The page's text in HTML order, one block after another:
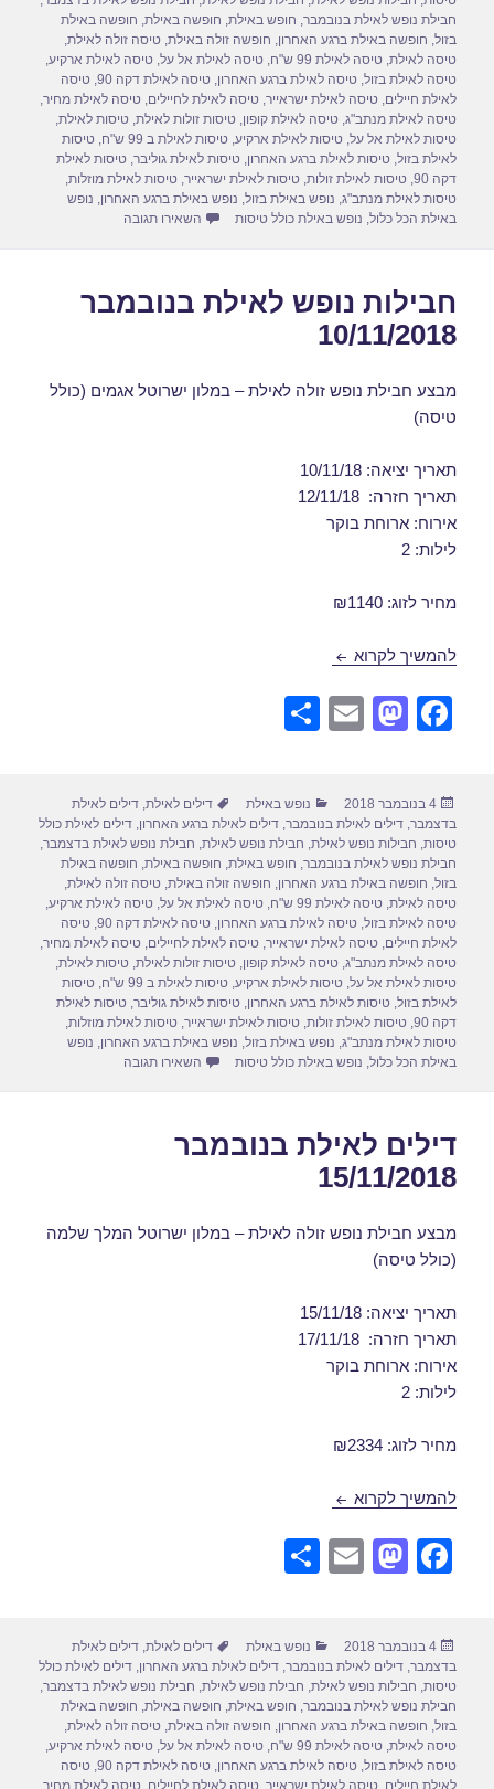
b
o
o
k
d
o
n
חבילת נופש לאילת בנובמבר, חופש באילת, חופשה באילת, חופשה באילת
בזול, חופשה באילת ברגע האחרון, חופשה זולה באילת,טיסה זולה לאילת,
טיסה לאילת,טיסה לאילת 99 ש"ח ,טיסה לאילת אל על,טיסה לאילת ארקיע,
טיסה לאילת בזול,טיסה לאילת ברגע האחרון,טיסה לאילת דקה 90 ,טיסה
לאילת חיילים,טיסה לאילת ישראייר,טיסה לאילת לחיילים,טיסה לאילת מחיר,
טיסה לאילת מנתב"ג,טיסה לאילת קופון,טיסות זולות לאילת,טיסות לאילת,
טיסות לאילת אל על,טיסות לאילת ארקיע,טיסות לאילת ב 99 ש"ח ,טיסות
לאילת בזול,טיסות לאילת ברגע האחרון,טיסות לאילת גוליבר,טיסות לאילת
דקה 90
,טיסות לאילת זולות,טיסות לאילת ישראייר,טיסות לאילת מוזלות,
טיסות לאילת מנתב"ג, נופש באילת בזול, נופש באילת ברגע האחרון, נופש
באילת הכל כלול, נופש באילת כולל טיסות השאירו תגובה
חבילות נופש לאילת בנובמבר
10/11/2018
מבצע חבילת נופש זולה לאילת – במלון ישרוטל אגמים (כולל
טיסה)
תאריך יציאה: 10/11/18
תאריך חזרה: 12/11/18
אירוח: ארוחת בוקר
לילות: 2
מחיר לזוג: ₪1140
להמשיך לקרוא חבילות נופש לאילת בנובמבר 10/11/2018
F
e
b
o
o
k
M
o
d
o
n
E
e
פורסם
בתאריך
4 בנובמבר 2018 קטגוריות
נופש באילת תגיות
דילים לאילת ,דילים לאילת
בדצמבר ,דילים לאילת בנובמבר ,דילים לאילת ברגע האחרון ,דילים לאילת כולל
טיסות חבילות נופש לאילת חבילת נופש לאילת חבילת נופש לאילת בדצמבר
חבילת נופש לאילת בנובמבר חופש באילת חופשה באילת חופשה באילת
בזול חופשה באילת ברגע האחרון חופשה זולה באילת ,טיסה זולה לאילת
טיסה לאילת ,טיסה לאילת 99 ש"ח ,טיסה לאילת אל על ,טיסה לאילת ארקיע
טיסה לאילת בזול ,טיסה לאילת ברגע האחרון ,טיסה לאילת דקה 90 ,טיסה
לאילת חיילים ,טיסה לאילת ישראייר ,טיסה לאילת לחיילים ,טיסה לאילת מחיר
טיסה לאילת מנתב"ג ,טיסה לאילת קופון ,טיסות זולות לאילת ,טיסות לאילת
טיסות לאילת אל על ,טיסות לאילת ארקיע ,טיסות לאילת ב 99 ש"ח ,טיסות
לאילת בזול ,טיסות לאילת ברגע האחרון ,טיסות לאילת גוליבר ,טיסות לאילת
דקה 90
,טיסות לאילת זולות ,טיסות לאילת ישראייר ,טיסות לאילת מוזלות
טיסות לאילת מנתב"ג נופש באילת בזול נופש באילת ברגע האחרון נופש
באילת הכל כלול נופש באילת כולל טיסות השאירו תגובה
דילים לאילת בנובמבר
15/11/2018
מבצע חבילת נופש זולה לאילת – במלון ישרוטל המלך שלמה
(כולל טיסה)
תאריך יציאה: 15/11/18
תאריך חזרה: 17/11/18
אירוח: ארוחת בוקר
לילות: 2
מחיר לזוג: ₪2334
להמשיך לקרוא דילים לאילת בנובמבר 15/11/2018
F
e
b
o
o
M
o
d
o
n
E
e
פורסם
בתאריך
4 בנובמבר 2018 קטגוריות
נופש באילת תגיות
דילים לאילת,דילים לאילת
בדצמבר,דילים לאילת בנובמבר,דילים לאילת ברגע האחרון,דילים לאילת כולל
טיסות, חבילות נופש לאילת, חבילת נופש לאילת, חבילת נופש לאילת בדצמבר,
חבילת נופש לאילת בנובמבר, חופש באילת, חופשה באילת, חופשה באילת
בזול, חופשה באילת ברגע האחרון, חופשה זולה באילת,טיסה זולה לאילת,
טיסה לאילת,טיסה לאילת 99 ש"ח ,טיסה לאילת אל על,טיסה לאילת ארקיע,
טיסה לאילת בזול,טיסה לאילת ברגע האחרון,טיסה לאילת דקה 90 ,טיסה
לאילת חיילים ,טיסה לאילת ישראייר ,טיסה לאילת לחיילים ,טיסה לאילת מחיר